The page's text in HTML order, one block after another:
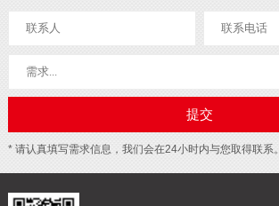
* 请认真填写需求信息，我们会在24小时内与您取得联系。